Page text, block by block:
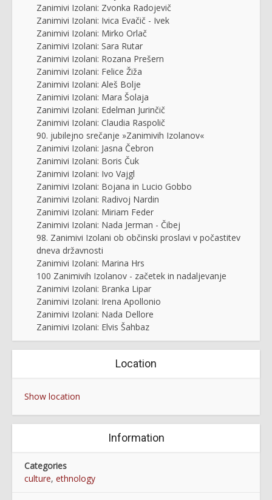
Zanimivi Izolani: Zvonka Radojevič
Zanimivi Izolani: Ivica Evačič - Ivek
Zanimivi Izolani: Mirko Orlač
Zanimivi Izolani: Sara Rutar
Zanimivi Izolani: Rozana Prešern
Zanimivi Izolani: Felice Žiža
Zanimivi Izolani: Aleš Bolje
Zanimivi Izolani: Mara Šolaja
Zanimivi Izolani: Edelman Jurinčič
Zanimivi Izolani: Claudia Raspolič
90. jubilejno srečanje »Zanimivih Izolanov«
Zanimivi Izolani: Jasna Čebron
Zanimivi Izolani: Boris Čuk
Zanimivi Izolani: Ivo Vajgl
Zanimivi Izolani: Bojana in Lucio Gobbo
Zanimivi Izolani: Radivoj Nardin
Zanimivi Izolani: Miriam Feder
Zanimivi Izolani: Nada Jerman - Čibej
98. Zanimivi Izolani ob občinski proslavi v počastitev
dneva državnosti
Zanimivi Izolani: Marina Hrs
100 Zanimivih Izolanov - začetek in nadaljevanje
Zanimivi Izolani: Branka Lipar
Zanimivi Izolani: Irena Apollonio
Zanimivi Izolani: Nada Dellore
Zanimivi Izolani: Elvis Šahbaz
Location
Show location
Information
Categories
culture, ethnology